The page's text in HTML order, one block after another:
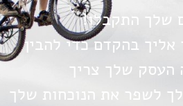
שלך התקבלו!
אליך בהקדם כדי להבין
העסק שלך צריך
לך לשפר את הנוכחות שלך